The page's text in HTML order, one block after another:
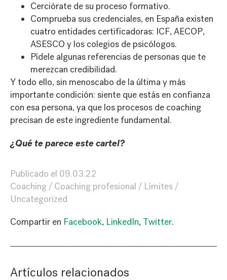
Cerciórate de su proceso formativo.
Comprueba sus credenciales, en España existen
cuatro entidades certificadoras: ICF, AECOP,
ASESCO y los colegios de psicólogos.
Pídele algunas referencias de personas que te
merezcan credibilidad.
Y todo ello, sin menoscabo de la última y más
importante condición: siente que estás en confianza
con esa persona, ya que los procesos de coaching
precisan de este ingrediente fundamental.
¿Qué te parece este cartel?
Publicado el 09.03.22
Coaching
Coaching profesional
Límites
Uncategorized
Compartir en Facebook, LinkedIn, Twitter.
Artículos relacionados